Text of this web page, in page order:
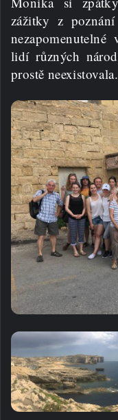
zážitky z
lidí různých
prostě neexistovala.